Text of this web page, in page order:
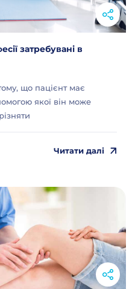
затребувані в
що пацієнт має
якої він може
Читати далі